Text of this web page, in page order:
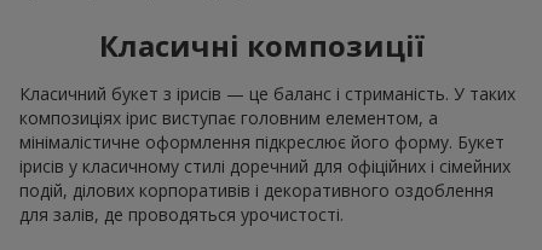
Класичні композиції
Класичний букет з ірисів — це баланс і стриманість. У таких
композиціях ірис виступає головним елементом, а
мінімалістичне оформлення підкреслює його форму. Букет
ірисів у класичному стилі доречний для офіційних і сімейних
подій, ділових корпоративів і декоративного оздоблення
для залів, де проводяться урочистості.